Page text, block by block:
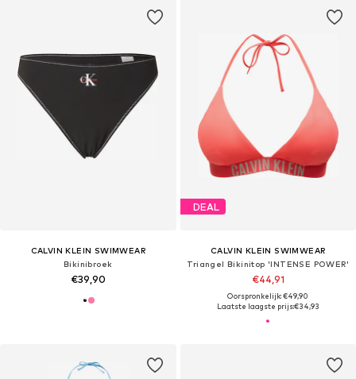
CALVIN KLEIN SWIMWEAR
Bikinibroek
€39,90
DEAL
CALVIN KLEIN SWIMWEAR
Triangel Bikinitop 'INTENSE POWER'
€44,91
Oorspronkelijk: €49,90
Laatste laagste prijs:€34,93